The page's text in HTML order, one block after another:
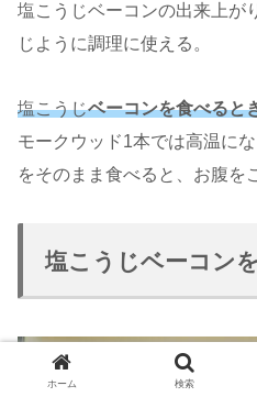
塩こうじベーコンの出来上が
じように調理に使える。
塩こうじベーコンを食べると
モークウッド1本では高温に
をそのまま食べると、お腹を
塩こうじベーコン
ホーム 検索